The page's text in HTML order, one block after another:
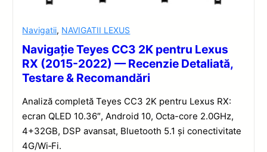
Navigatii, NAVIGATII LEXUS
Navigație Teyes CC3 2K pentru Lexus
RX (2015-2022) — Recenzie Detaliată,
Testare & Recomandări
Analiză completă Teyes CC3 2K pentru Lexus RX:
ecran QLED 10.36″, Android 10, Octa-core 2.0GHz,
4+32GB, DSP avansat, Bluetooth 5.1 și conectivitate
4G/Wi‑Fi.